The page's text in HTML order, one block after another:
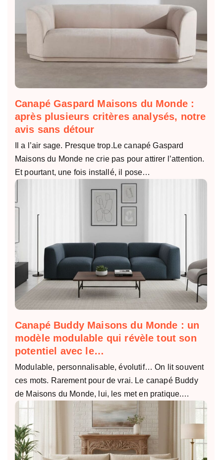
Canapé Gaspard Maisons du Monde :
après plusieurs critères analysés, notre
avis sans détour
Il a l’air sage. Presque trop.Le canapé Gaspard
Maisons du Monde ne crie pas pour attirer l’attention.
Et pourtant, une fois installé, il pose…
Canapé Buddy Maisons du Monde : un
modèle modulable qui révèle tout son
potentiel avec le…
Modulable, personnalisable, évolutif… On lit souvent
ces mots. Rarement pour de vrai. Le canapé Buddy
de Maisons du Monde, lui, les met en pratique.…